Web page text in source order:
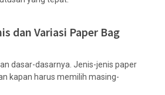
dan Variasi Paper Bag
dasar-dasarnya. Jenis-jenis paper
kapan harus memilih masing-